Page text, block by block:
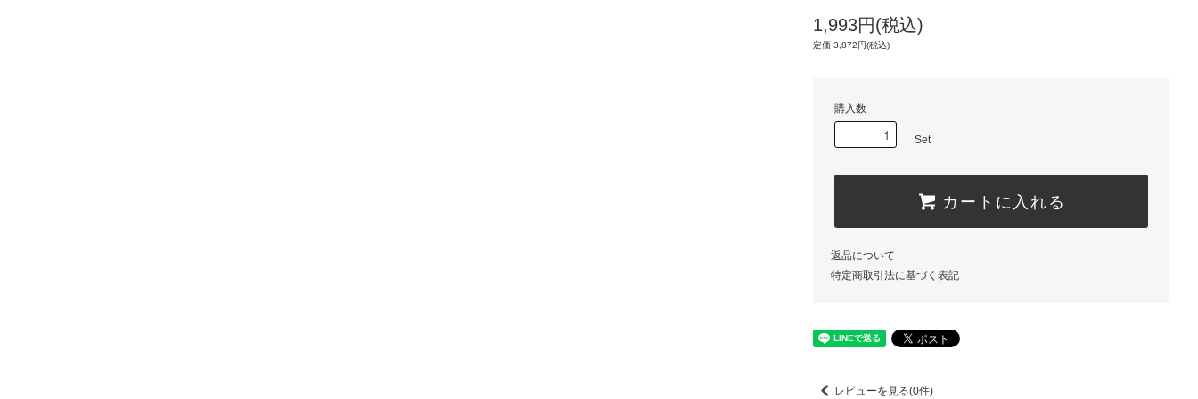
1,993円(税込)
定価 3,872円(税込)
購入数
Set
カートに入れる
返品について
特定商取引法に基づく表記
レビューを見る(0件)